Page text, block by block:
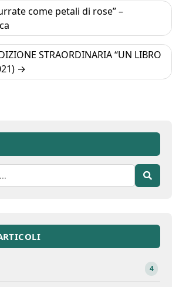
come petali di rose” –
STRAORDINARIA “UN LIBRO
4